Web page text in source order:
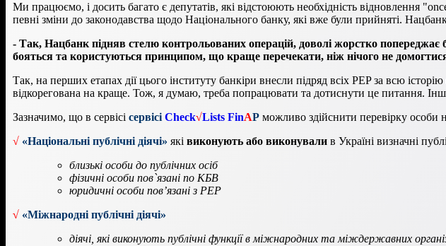
Ми працюємо, і досить багато є депутатів, які відстоюють необхідність відновлення
певні зміни до законодавства щодо Національного банку, які вже були прийняті.
- Так, Нацбанк підняв стелю контрольованих операцій, доволі жорстко попереджає
бояться та користуються принципом, що краще перечекати, ніж нічого не
Так, на перших етапах дії цього інституту банкіри внесли підряд всіх PEP за всю
відкорегована на краще. Тож, я думаю, треба попрацювати та дотиснути це питання.
Зазначимо, що в сервісі сервісі Check√Lists FinAP можливо здійснити перевірку особи
√ «Національні публічні діячі» які виконують або виконували в Україні визначні
близькі особи до публічних осіб
фізичні особи пов`язані по КБВ
юридичні особи пов’язані з РЕР
√ «Міжнародні публічні діячі»
діячі, які виконують публічні функції в міжнародних та міждержавних